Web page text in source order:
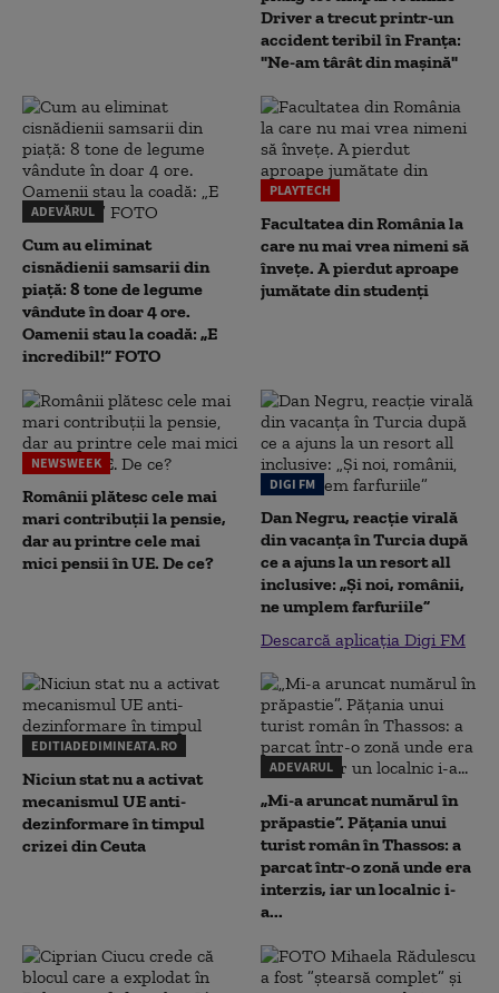
Driver a trecut printr-un
accident teribil în Franța:
"Ne-am târât din mașină"
ADEVĂRUL
Cum au eliminat
cisnădienii samsarii din
piață: 8 tone de legume
vândute în doar 4 ore.
Oamenii stau la coadă: „E
incredibil!” FOTO
PLAYTECH
Facultatea din România la
care nu mai vrea nimeni să
înveţe. A pierdut aproape
jumătate din studenţi
NEWSWEEK
Românii plătesc cele mai
mari contribuții la pensie,
dar au printre cele mai
mici pensii în UE. De ce?
DIGI FM
Dan Negru, reacție virală
din vacanța în Turcia după
ce a ajuns la un resort all
inclusive: „Și noi, românii,
ne umplem farfuriile”
Descarcă aplicația Digi FM
EDITIADEDIMINEATA.RO
Niciun stat nu a activat
mecanismul UE anti-
dezinformare în timpul
crizei din Ceuta
ADEVARUL
„Mi-a aruncat numărul în
prăpastie”. Pățania unui
turist român în Thassos: a
parcat într-o zonă unde era
interzis, iar un localnic i-
a...